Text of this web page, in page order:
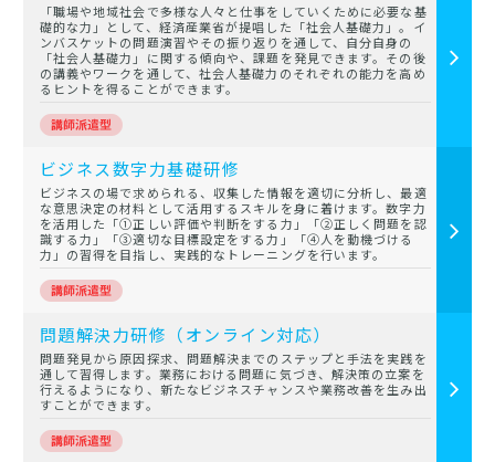
「職場や地域社会で多様な人々と仕事をしていくために必要な基
礎的な力」として、経済産業省が提唱した「社会人基礎力」。イ
ンバスケットの問題演習やその振り返りを通して、自分自身の
「社会人基礎力」に関する傾向や、課題を発見できます。その後
の講義やワークを通して、社会人基礎力のそれぞれの能力を高め
るヒントを得ることができます。
ビジネス数字力基礎研修
ビジネスの場で求められる、収集した情報を適切に分析し、最適
な意思決定の材料として活用するスキルを身に着けます。数字力
を活用した「①正しい評価や判断をする力」「②正しく問題を認
識する力」「③適切な目標設定をする力」「④人を動機づける
力」の習得を目指し、実践的なトレーニングを行います。
問題解決力研修（オンライン対応）
問題発見から原因探求、問題解決までのステップと手法を実践を
通して習得します。業務における問題に気づき、解決策の立案を
行えるようになり、新たなビジネスチャンスや業務改善を生み出
すことができます。